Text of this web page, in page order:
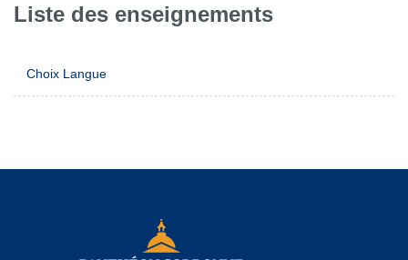
Liste des enseignements
Choix Langue